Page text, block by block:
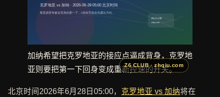
加纳希望把克罗地亚的接应点逼成背身，克罗地
亚则要把第一下回身变成重新控速的开关。
北京时间2026年6月28日05:00， 克罗地亚 vs 加纳将在